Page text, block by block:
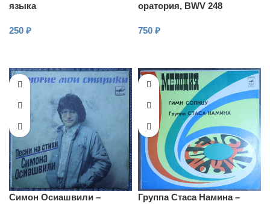
языка
250 ₽
оратория, BWV 248
750 ₽
Симон Осиашвили –
Группа Стаса Намина –